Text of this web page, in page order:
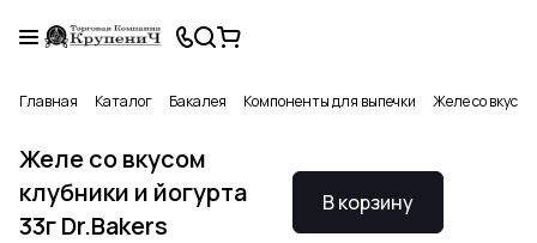
Главная Каталог Бакалея Компоненты для выпечки Желе со
Желе со вкусом
клубники и йогурта
33г Dr.Bakers
В корзину